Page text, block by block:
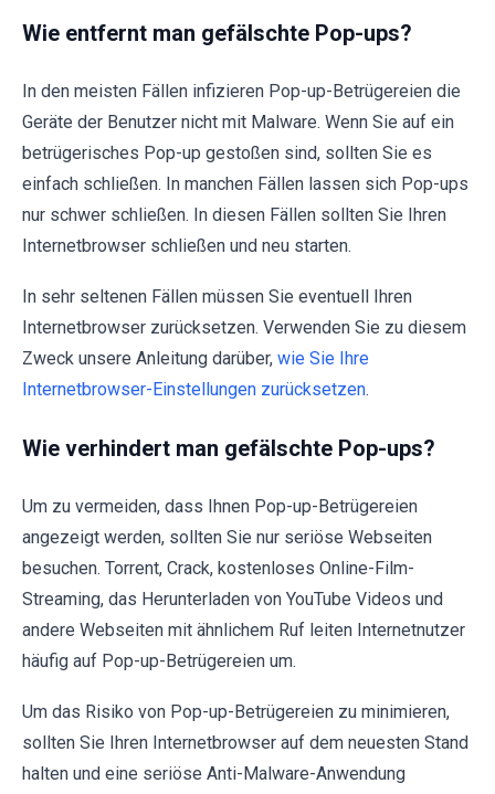
Wie entfernt man gefälschte Pop-ups?
In den meisten Fällen infizieren Pop-up-Betrügereien die
Geräte der Benutzer nicht mit Malware. Wenn Sie auf ein
betrügerisches Pop-up gestoßen sind, sollten Sie es
einfach schließen. In manchen Fällen lassen sich Pop-ups
nur schwer schließen. In diesen Fällen sollten Sie Ihren
Internetbrowser schließen und neu starten.
In sehr seltenen Fällen müssen Sie eventuell Ihren
Internetbrowser zurücksetzen. Verwenden Sie zu diesem
Zweck unsere Anleitung darüber, wie Sie Ihre
Internetbrowser-Einstellungen zurücksetzen.
Wie verhindert man gefälschte Pop-ups?
Um zu vermeiden, dass Ihnen Pop-up-Betrügereien
angezeigt werden, sollten Sie nur seriöse Webseiten
besuchen. Torrent, Crack, kostenloses Online-Film-
Streaming, das Herunterladen von YouTube Videos und
andere Webseiten mit ähnlichem Ruf leiten Internetnutzer
häufig auf Pop-up-Betrügereien um.
Um das Risiko von Pop-up-Betrügereien zu minimieren,
sollten Sie Ihren Internetbrowser auf dem neuesten Stand
halten und eine seriöse Anti-Malware-Anwendung